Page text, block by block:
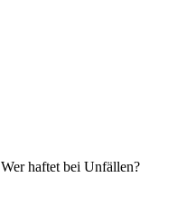
haftet bei Unfällen?